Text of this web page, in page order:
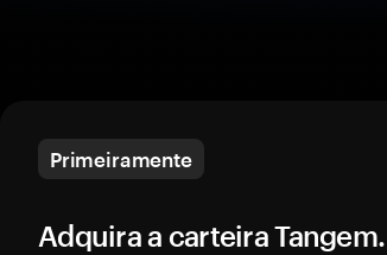
Primeiramente
Adquira a carteira Tangem.